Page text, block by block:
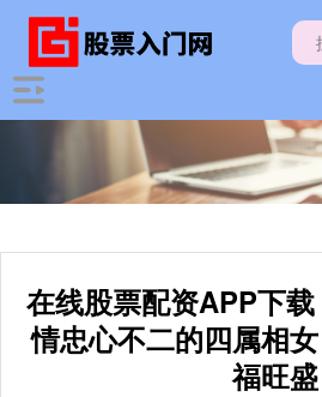
在线股票配资APP下
情忠心不二的四属相
福旺盛